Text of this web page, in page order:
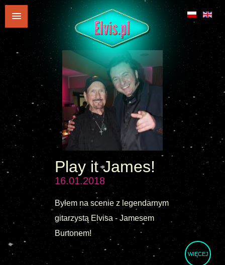
Play it James!
16.01.2018
Byłem na scenie z legendarnym
gitarzystą Elvisa - Jamesem
Burtonem!
WIĘCEJ